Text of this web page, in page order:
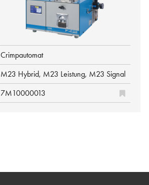
Crimpautomat
M23 Hybrid, M23 Leistung, M23 Signal
7M10000013